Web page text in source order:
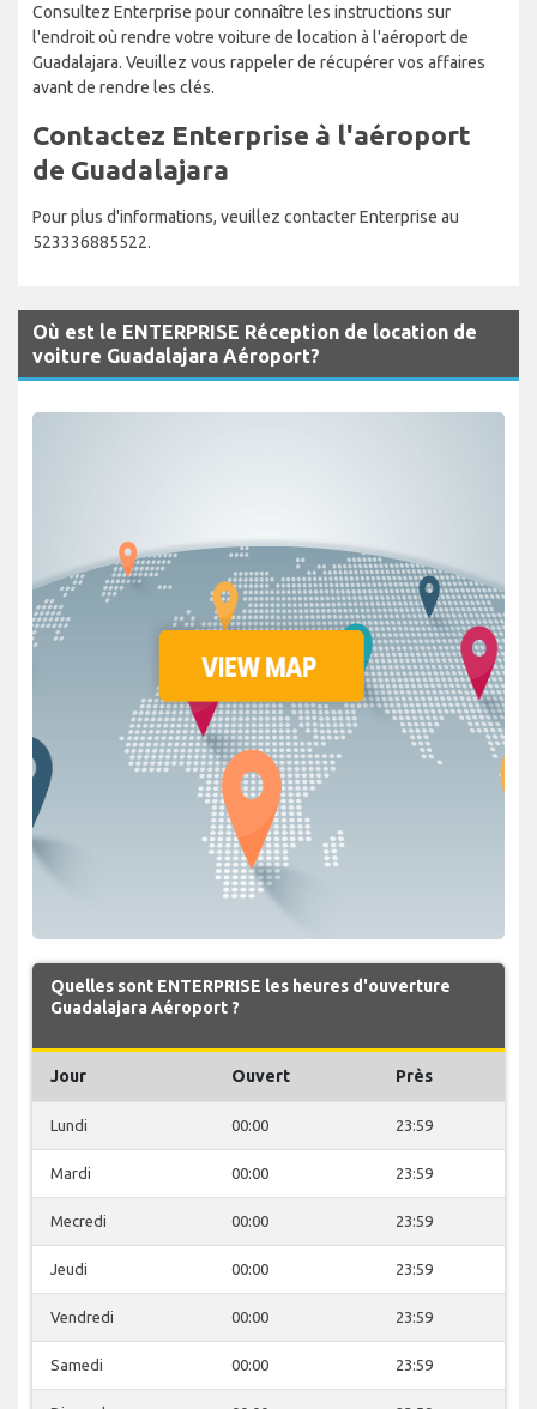
Consultez Enterprise pour connaître les instructions sur
l'endroit où rendre votre voiture de location à l'aéroport de
Guadalajara. Veuillez vous rappeler de récupérer vos affaires
avant de rendre les clés.
Contactez Enterprise à l'aéroport
de Guadalajara
Pour plus d'informations, veuillez contacter Enterprise au
523336885522.
Où est le ENTERPRISE Réception de location de
voiture Guadalajara Aéroport?
Quelles sont ENTERPRISE les heures d'ouverture
Guadalajara Aéroport ?
Jour Ouvert Près
Lundi 00:00 23:59
Mardi 00:00 23:59
Mecredi 00:00 23:59
Jeudi 00:00 23:59
Vendredi 00:00 23:59
Samedi 00:00 23:59